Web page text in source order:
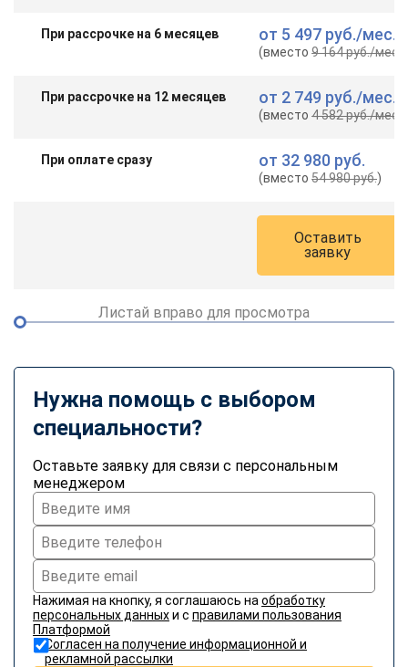
При рассрочке на 6 месяцев от 5 497 руб./мес.
(вместо9 164 руб./мес.
При рассрочке на 12 месяцев от 2 749 руб./мес.
(вместо4 582 руб./мес.
При оплате сразу от 32 980 руб.
(вместо54 980 руб.)
Оставить
заявку
Листай вправо для просмотра
Нужна помощь с выбором
специальности?
Оставьте заявку для связи с персональным
менеджером
Нажимая на кнопку, я соглашаюсь на обработку
персональных данныхи с правилами пользования
Платформой
Согласен на получение информационной и
рекламной рассылки